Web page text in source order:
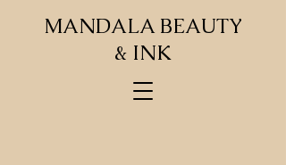
MANDALA BEAUTY
& INK